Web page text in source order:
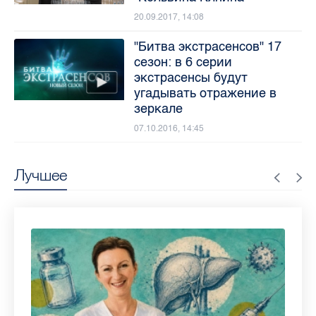
Лучшее
20.09.2017, 14:08
"Битва экстрасенсов" 17
сезон: в 6 серии
экстрасенсы будут
угадывать отражение в
зеркале
07.10.2016, 14:45